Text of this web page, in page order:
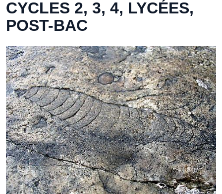
CYCLES 2, 3, 4, LYCÉES,
POST-BAC